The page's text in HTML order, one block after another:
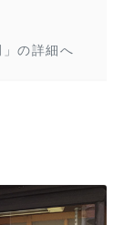
」の詳細へ